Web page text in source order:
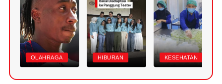
OLAHRAGA HIBURAN KESEHATAN